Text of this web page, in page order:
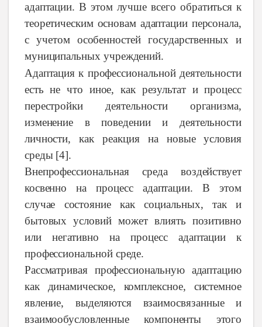
адаптации. В этом лучше всего обратиться к
теоретическим основам адаптации персонала,
с учетом особенностей государственных и
муниципальных учреждений.
Адаптация к профессиональной деятельности
есть не что иное, как результат ипроцесс
перестройки
деятельности
организма,
изменение вповедениии деятельности
личности, какреакцияна новые
условия
среды [4].
Внепрофессиональная
среда
воздействует
косвенно напроцесс адаптации. В этом
случае
состояние каксоциальных, так и
бытовых условий может влиять позитивно
или
негативно на процесс адаптациик
профессиональной среде.
Рассматривая профессиональную адаптацию
как
динамическое, комплексное,
системное
явление,
выделяются взаимосвязанныеи
взаимообусловленные
компоненты
этого